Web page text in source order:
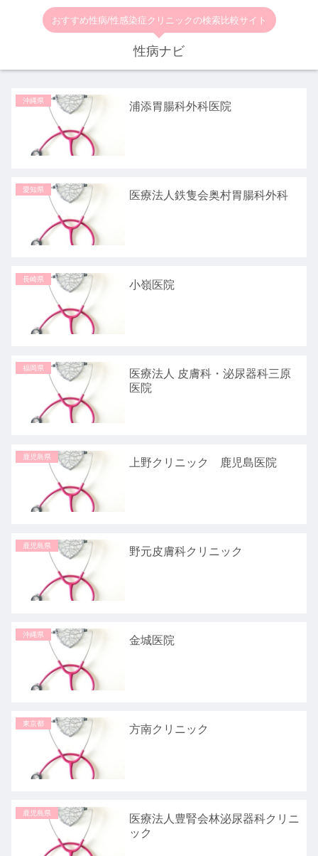
おすすめ性病/性感染症クリニックの検索比較サイト
性病ナビ
沖縄県 浦添胃腸科外科医院
愛知県 医療法人鉄隻会奥村胃腸科外科
長崎県 小嶺医院
福岡県
医療法人 皮膚科・泌尿器科三原
医院
鹿児島県 上野クリニック 鹿児島医院
鹿児島県 野元皮膚科クリニック
沖縄県 金城医院
東京都 方南クリニック
鹿児島県
医療法人豊腎会林泌尿器科クリニ
ック